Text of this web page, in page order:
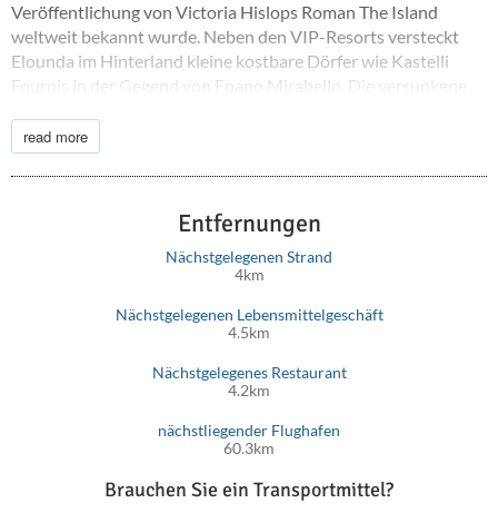
Veröffentlichung von Victoria Hislops Roman The Island
weltweit bekannt wurde. Neben den VIP-Resorts versteckt
Elounda im Hinterland kleine kostbare Dörfer wie Kastelli
Fournis in der Gegend von Epano Mirabello. Die versunkene
read more
Entfernungen
Nächstgelegenen Strand
4km
Nächstgelegenen Lebensmittelgeschäft
4.5km
Nächstgelegenes Restaurant
4.2km
nächstliegender Flughafen
60.3km
Brauchen Sie ein Transportmittel?